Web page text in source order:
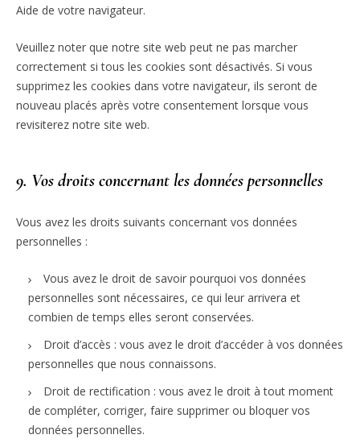
Aide de votre navigateur.
Veuillez noter que notre site web peut ne pas marcher
correctement si tous les cookies sont désactivés. Si vous
supprimez les cookies dans votre navigateur, ils seront de
nouveau placés après votre consentement lorsque vous
revisiterez notre site web.
9. Vos droits concernant les données personnelles
Vous avez les droits suivants concernant vos données
personnelles :
Vous avez le droit de savoir pourquoi vos données
personnelles sont nécessaires, ce qui leur arrivera et
combien de temps elles seront conservées.
Droit d’accès : vous avez le droit d’accéder à vos données
personnelles que nous connaissons.
Droit de rectification : vous avez le droit à tout moment
de compléter, corriger, faire supprimer ou bloquer vos
données personnelles.